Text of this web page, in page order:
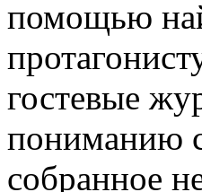
помощью
гостевые
пониманию
собранное